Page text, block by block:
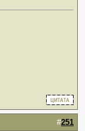
#251